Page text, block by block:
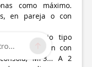
como máximo.
en pareja o con
un espacio tipo
televisión con
MP3... A 2